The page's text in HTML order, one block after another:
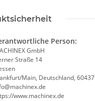
Person:
GmbH
Straße 14
Main, Deutschland, 60437
www.machinex.de